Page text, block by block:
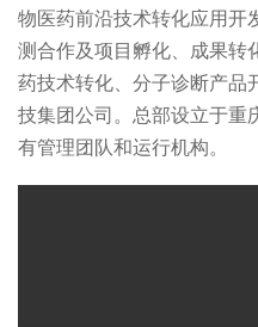
物医药前沿技术转化应用开
测合作及项目孵化、成果转
药技术转化、分子诊断产品
技集团公司。总部设立于重
有管理团队和运行机构。